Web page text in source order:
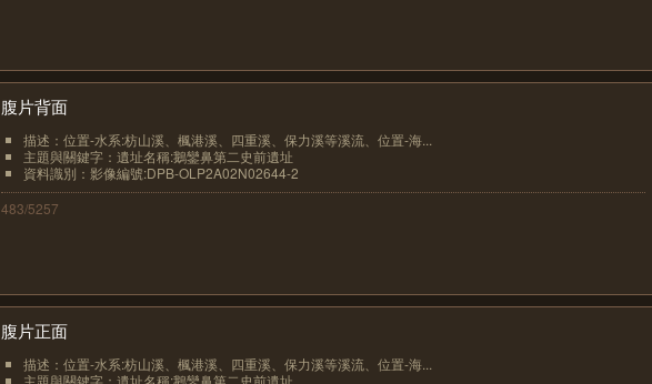
腹片背面
描述：位置-水系:枋山溪、楓港溪、四重溪、保力溪等溪流、位置-海...
主題與關鍵字：遺址名稱:鵝鑾鼻第二史前遺址
資料識別：影像編號:DPB-OLP2A02N02644-2
483/5257
腹片正面
描述：位置-水系:枋山溪、楓港溪、四重溪、保力溪等溪流、位置-海...
主題與關鍵字：遺址名稱:鵝鑾鼻第二史前遺址